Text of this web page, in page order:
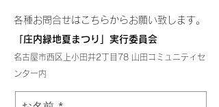
各種お問合せはこちらからお願い致します。
「庄内緑地夏まつり」実行委員会
名古屋市西区上小田井2丁目78 ​山田コミュニティセ
ンター内